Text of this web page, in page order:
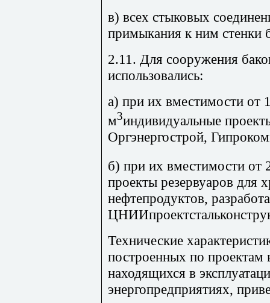
в) всех стыковых
примыкания к ним стенки
2.11. Для сооружения
использовались:
а) при их вместимости от
м3индивидуальные
Оргэнергострой,
б) при их вместимости от
проекты резервуаров для
нефтепродуктов,
Технические
построенных по проектам
находящихся в
энергопредприятиях,